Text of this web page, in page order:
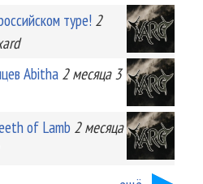
туре! 2
Abitha 2 месяца 3
of Lamb 2 месяца